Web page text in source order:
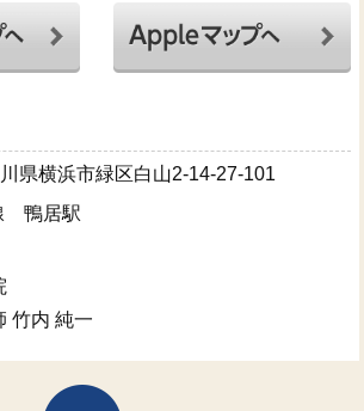
県横浜市緑区白山2-14-27-101
鴨居駅
竹内 純一